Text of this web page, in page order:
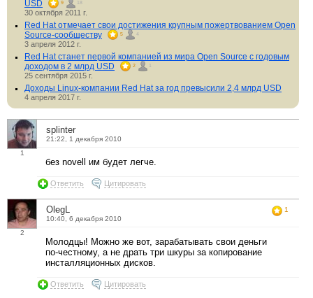
USD
9 18
30 октября 2011 г.
Red Hat отмечает свои достижения крупным пожертвованием Open
Source-сообществу
5 4
3 апреля 2012 г.
Red Hat станет первой компанией из мира Open Source с годовым
доходом в 2 млрд USD
2 1
25 сентября 2015 г.
Доходы Linux-компании Red Hat за год превысили 2,4 млрд USD
4 апреля 2017 г.
1
splinter
21:22, 1 декабря 2010
без novell им будет легче.
Ответить Цитировать
2
OlegL
10:40, 6 декабря 2010
1
Молодцы! Можно же вот, зарабатывать свои деньги
по-честному, а не драть три шкуры за копирование
инсталляционных дисков.
Ответить Цитировать